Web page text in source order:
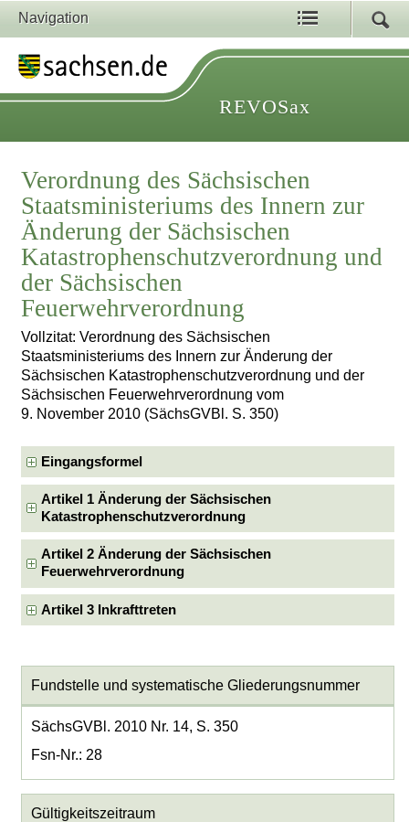
Navigation
REVOSax
Verordnung des Sächsischen
Staatsministeriums des Innern zur
Änderung der Sächsischen
Katastrophenschutzverordnung und
der Sächsischen
Feuerwehrverordnung
Vollzitat: Verordnung des Sächsischen
Staatsministeriums des Innern zur Änderung der
Sächsischen Katastrophenschutzverordnung und der
Sächsischen Feuerwehrverordnung vom
9. November 2010 (SächsGVBl. S. 350)
Eingangsformel
Artikel 1 Änderung der Sächsischen
Katastrophenschutzverordnung
Artikel 2 Änderung der Sächsischen
Feuerwehrverordnung
Artikel 3 Inkrafttreten
Fundstelle und systematische Gliederungsnummer
SächsGVBl. 2010 Nr. 14, S. 350
Fsn-Nr.: 28
Gültigkeitszeitraum